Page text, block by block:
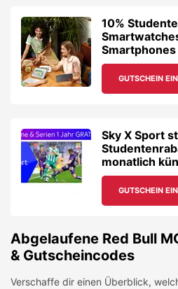
10%
Smartphones
GUTSCHEIN
Sky X Sport
monatlich
GUTSCHEIN
Abgelaufene Red Bull
& Gutscheincodes
Verschaffe dir einen Überblick,